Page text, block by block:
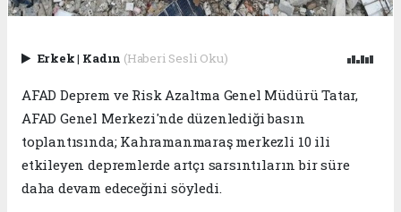
Erkek| Kadın (Haberi Sesli Oku)
AFAD Deprem ve Risk Azaltma Genel Müdürü Tatar,
AFAD Genel Merkezi'nde düzenlediği basın
toplantısında; Kahramanmaraş merkezli 10 ili
etkileyen depremlerde artçı sarsıntıların bir süre
daha devam edeceğini söyledi.